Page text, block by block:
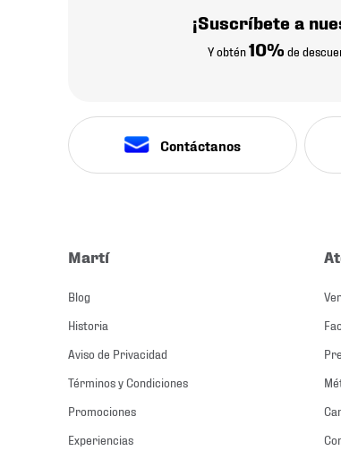
¡Suscríbete a
Y obtén10% de
Contáctanos
Martí
Blog
Historia
Aviso de Privacidad
Términos y Condiciones
Promociones
Experiencias